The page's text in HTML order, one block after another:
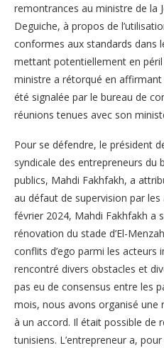
remontrances au ministre de la
Deguiche, à propos de
conformes aux standards dans
mettant potentiellement en
ministre a rétorqué en affirmant
été signalée par le bureau de
réunions tenues avec son
Pour se défendre, le président
syndicale des entrepreneurs du
publics, Mahdi Fakhfakh, a
au défaut de supervision par
février 2024, Mahdi Fakhfakh a
rénovation du stade d’El-
conflits d’ego parmi les acteurs
rencontré divers obstacles et
pas eu de consensus entre les
mois, nous avons organisé une
à un accord. Il était possible de
tunisiens. L’entrepreneur a,